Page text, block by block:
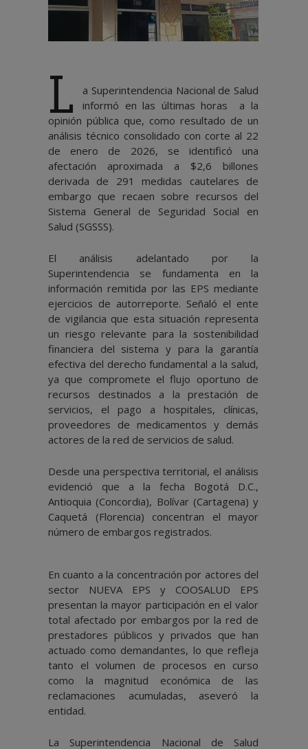
L
a Superintendencia Nacional de Salud
informó en las últimas horas a la
opinión pública que, como resultado de un
análisis técnico consolidado con corte al 22
de enero de 2026, se identificó una
afectación aproximada a $2,6 billones
derivada de 291 medidas cautelares de
embargo que recaen sobre recursos del
Sistema General de Seguridad Social en
Salud (SGSSS).
El análisis adelantado por la
Superintendencia se fundamenta en la
información remitida por las EPS mediante
ejercicios de autorreporte. Señaló el ente
de vigilancia que esta situación representa
un riesgo relevante para la sostenibilidad
financiera del sistema y para la garantía
efectiva del derecho fundamental a la salud,
ya que compromete el flujo oportuno de
recursos destinados a la prestación de
servicios, el pago a hospitales, clínicas,
proveedores de medicamentos y demás
actores de la red de servicios de salud.
Desde una perspectiva territorial, el análisis
evidenció que a la fecha Bogotá D.C.,
Antioquia (Concordia), Bolívar (Cartagena) y
Caquetá (Florencia) concentran el mayor
número de embargos registrados.
En cuanto a la concentración por actores del
sector NUEVA EPS y COOSALUD EPS
presentan la mayor participación en el valor
total afectado por embargos por la red de
prestadores públicos y privados que han
actuado como demandantes, lo que refleja
tanto el volumen de procesos en curso
como la magnitud económica de las
reclamaciones acumuladas, aseveró la
entidad.
La Superintendencia Nacional de Salud